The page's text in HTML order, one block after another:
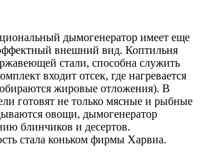
дымогенератор имеет еще
внешний вид. Коптильня
стали, способна служить
входит отсек, где нагревается
жировые отложения). В
готовят не только мясные и рыбные
овощи, дымогенератор
блинчиков и десертов.
стала коньком фирмы Харвиа.